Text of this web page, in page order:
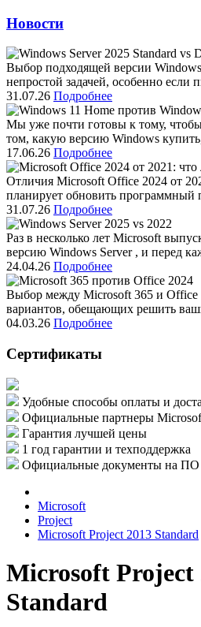
Новости
Выбор подходящей версии
непростой задачей, особенно если
31.07.26 Подробнее
Мы уже почти готовы к тому, чтобы
том, какую версию Windows
17.06.26 Подробнее
Отличия Microsoft Office 2024 от
планирует обновить программный
31.07.26 Подробнее
Раз в несколько лет Microsoft
версию Windows Server , и перед
24.04.26 Подробнее
Выбор между Microsoft 365 и Office
вариантов, обещающих решить
04.03.26 Подробнее
Сертификаты
Удобные способы оплаты и
Официальные партнеры
Гарантия лучшей цены
1 год гарантии и техподдержка
Официальные документы на ПО
Microsoft
Project
Microsoft Project 2013 Standard
Microsoft Project
Standard